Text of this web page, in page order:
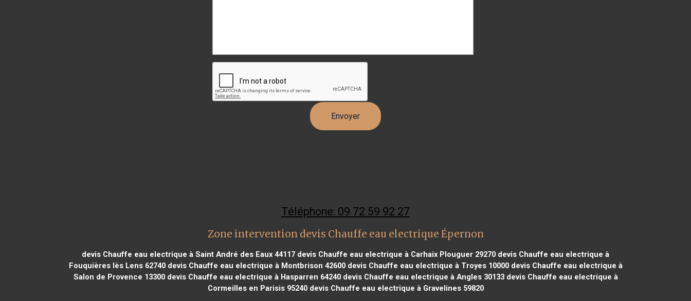
Téléphone: 09 72 59 92 27
Zone intervention devis Chauffe eau electrique Épernon
devis Chauffe eau electrique à Saint André des Eaux 44117 devis Chauffe eau electrique à Carhaix Plouguer 29270 devis Chauffe eau electrique à
Fouquières lès Lens 62740devis Chauffe eau electrique à Montbrison 42600devis Chauffe eau electrique à Troyes 10000devis Chauffe eau electrique à
Salon de Provence 13300devis Chauffe eau electrique à Hasparren 64240devis Chauffe eau electrique à Angles 30133devis Chauffe eau electrique à
Cormeilles en Parisis 95240devis Chauffe eau electrique à Gravelines 59820